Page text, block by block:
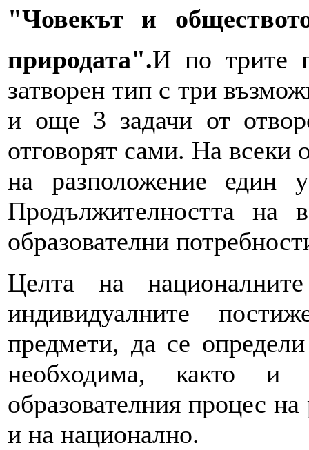
"Човекът и
природата".И по трите
затворен тип с три
и още 3 задачи от
отговорят сами. На всеки
на разположение един
Продължителността на
образователни
Целта на
индивидуалните
предмети, да се
необходима, както
образователния процес
и на национално.